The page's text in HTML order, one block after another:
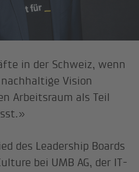
in der Schweiz, wenn
Vision
Arbeitsraum als Teil
des Leadership Boards
bei UMB AG, der IT-